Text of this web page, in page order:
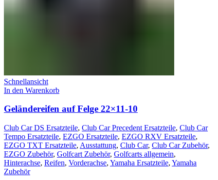
Schnellansicht
In den Warenkorb
Geländereifen auf Felge 22×11-10
Club Car DS Ersatzteile, Club Car Precedent Ersatzteile, Club Car
Tempo Ersatzteile, EZGO Ersatzteile, EZGO RXV Ersatzteile,
EZGO TXT Ersatzteile, Ausstattung, Club Car, Club Car Zubehör,
EZGO Zubehör, Golfcart Zubehör, Golfcarts allgemein,
Hinterachse, Reifen, Vorderachse, Yamaha Ersatzteile, Yamaha
Zubehör